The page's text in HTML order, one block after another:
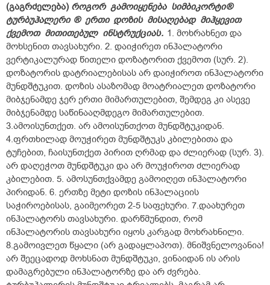
(გაგრძელება) როგორ გამოიყენება სიმბიკორტი®
ტურბუჰალერი® ერთი დოზის მისაღებად მიჰყევით
ქვემოთ მითითებულ ინსტრუქციას. 1. მოხრახნეთ და
მოხსენით თავსახური. 2. დაიჭირეთ ინჰალატორი
ვერტიკალურად წითელი დოზატორით ქვემოთ (სურ. 2).
დოზატორის დატრიალებისას არ დაიჭიროთ ინჰალატორი
მუნდშტუკით. დოზის ასაზომად მოატრიალეთ დოზატორი
მიბჯენამდე ჯერ ერთი მიმართულებით, შემდეგ კი ასევე
მიბჯენამდე საწინააღმდეგო მიმართულებით.
3.ამოისუნთქეთ. არ ამოისუნთქოთ მუნდშტუკიდან.
4.ფრთხილად მოუჭირეთ მუნდშტუკს კბილებითა და
ტუჩებით, ჩაისუნთქეთ პირით ღრმად და ძლიერად (სურ. 3).
არ დაღეჭოთ მუნდშტუკი და არ მოუჭიროთ ძლიერად
კბილებით. 5. ამოსუნთქვამდე გამოიღეთ ინჰალატორი
პირიდან. 6. ერთზე მეტი დოზის ინჰალაციის
საჭიროებისას, გაიმეორეთ 2-5 საფეხური. 7.დაახურეთ
ინჰალატორს თავსახური. დარწმუნდით, რომ
ინჰალატორის თავსახური იყოს კარგად მოხრახნილი.
8.გამოივლეთ წყალი (არ გადაყლაპოთ). მნიშვნელოვანია!
არ შეეცადოდ მოხსნათ მუნდშტუკი, ვინაიდან ის არის
დამაგრებული ინჰალატორზე და არ ძვრება.